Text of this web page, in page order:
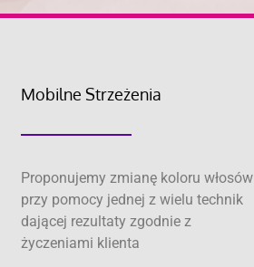
Mobilne Strzeżenia
Proponujemy zmianę koloru włosów
przy pomocy jednej z wielu technik
dającej rezultaty zgodnie z
życzeniami klienta